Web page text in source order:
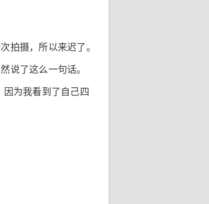
拍摄，所以来迟了。
说了这么一句话。
为我看到了自己四